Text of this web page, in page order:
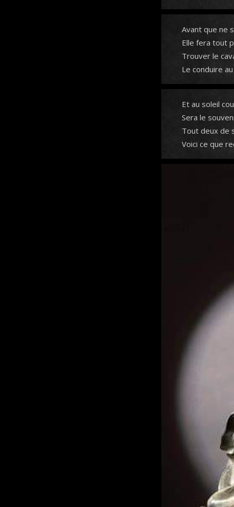
Avant que ne
Elle fera tout
Trouver le
Le conduire
Et au soleil
Sera le
Tout deux de
Voici ce que